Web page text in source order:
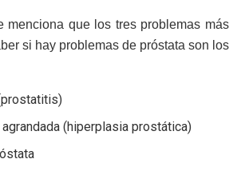
menciona que los tres problemas más
si hay problemas de próstata son los
(hiperplasia prostática)